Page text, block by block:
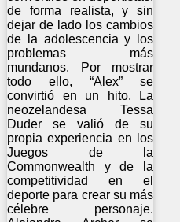
de forma realista, y sin
dejar de lado los cambios
de la adolescencia y los
problemas más
mundanos. Por mostrar
todo ello, “Alex” se
convirtió en un hito. La
neozelandesa Tessa
Duder se valió de su
propia experiencia en los
Juegos de la
Commonwealth y de la
competitividad en el
deporte para crear su más
célebre personaje.